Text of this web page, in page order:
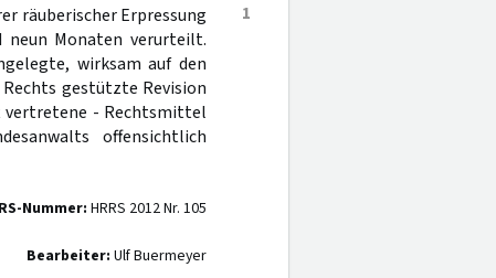
1
räuberischer Erpressung
neun Monaten verurteilt.
wirksam auf den
gestützte Revision
vertretene - Rechtsmittel
offensichtlich
Nummer: HRRS 2012 Nr. 105
Bearbeiter: Ulf Buermeyer